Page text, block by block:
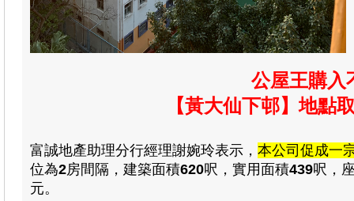
公屋王購入
【黃大仙下邨】地點
富誠地產助理分行經理謝婉玲表示 ， 本公司促成一
位為2房間隔 ，建築面積620呎， 實用面積439呎 ，
元。